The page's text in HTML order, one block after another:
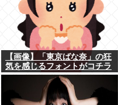
【画像】「東京ばな奈」の狂
気を感じるフォントがコチラ
www